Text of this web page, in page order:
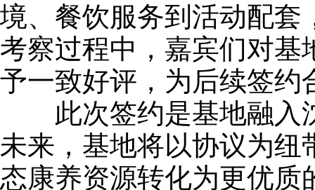
境、餐饮服务到活动配套
考察过程中，嘉宾们对基
予一致好评，为后续签约
此次签约是基地融入
未来，基地将以协议为
态康养资源转化为更优质